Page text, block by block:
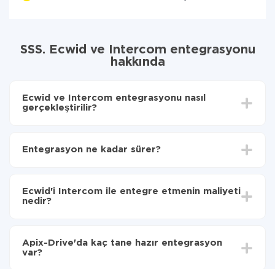
SSS. Ecwid ve Intercom entegrasyonu
hakkında
Ecwid ve Intercom entegrasyonu nasıl
gerçekleştirilir?
seçin
aktarılacaktır.
Entegrasyon ne kadar sürer?
olarak, 10-15 dakika sürer.
Ecwid'i Intercom ile entegre etmenin maliyeti
nedir?
Hizmetimiz aracılığıyla yalnızca bir sisteminizden
diğerine aktarılan veri miktarı için ödeme yaparsınız.
Apix-Drive'da kaç tane hazır entegrasyon
var?